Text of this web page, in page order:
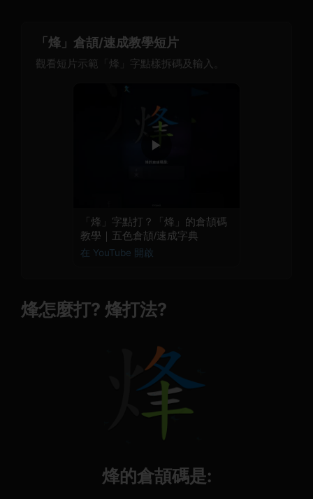
「烽」倉頡/速成教學短片
觀看短片示範「烽」字點樣拆碼及輸入。
▶
「烽」字點打？「烽」的倉頡碼
教學｜五色倉頡/速成字典
在 YouTube 開啟
烽怎麼打? 烽打法?
烽的倉頡碼是: